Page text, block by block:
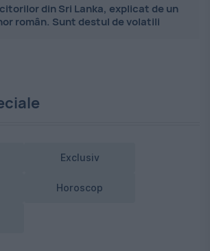
din Sri Lanka, explicat de un
român. Sunt destul de volatili
Exclusiv
Horoscop